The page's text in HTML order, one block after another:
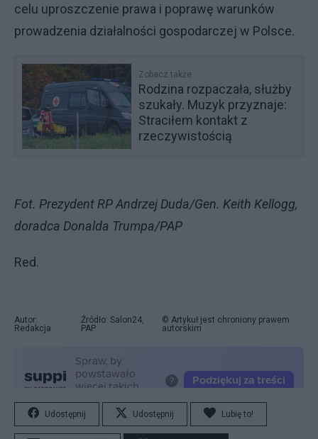
celu uproszczenie prawa i poprawę warunków
prowadzenia działalności gospodarczej w Polsce.
Zobacz także
Rodzina rozpaczała, służby
szukały. Muzyk przyznaje:
Straciłem kontakt z
rzeczywistością
Fot. Prezydent RP Andrzej Duda/Gen. Keith Kellogg,
doradca Donalda Trumpa/PAP
Red.
Autor:
Redakcja
Źródło: Salon24,
PAP
© Artykuł jest chroniony prawem
autorskim
Udostępnij Udostępnij Lubię to!